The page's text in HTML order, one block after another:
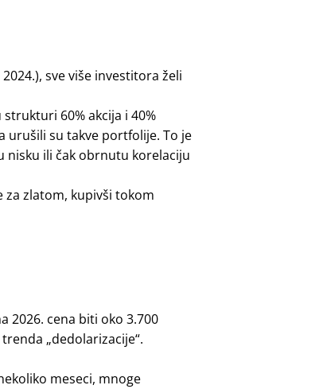
sve više investitora želi
60% akcija i 40%
urušili su takve portfolije. To je
nisku ili čak obrnutu korelaciju
zlatom, kupivši tokom
2026. cena biti oko 3.700
„dedolarizacije“.
meseci, mnoge